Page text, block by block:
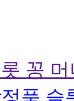
꽁